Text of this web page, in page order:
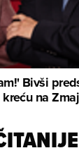
Bivši
na